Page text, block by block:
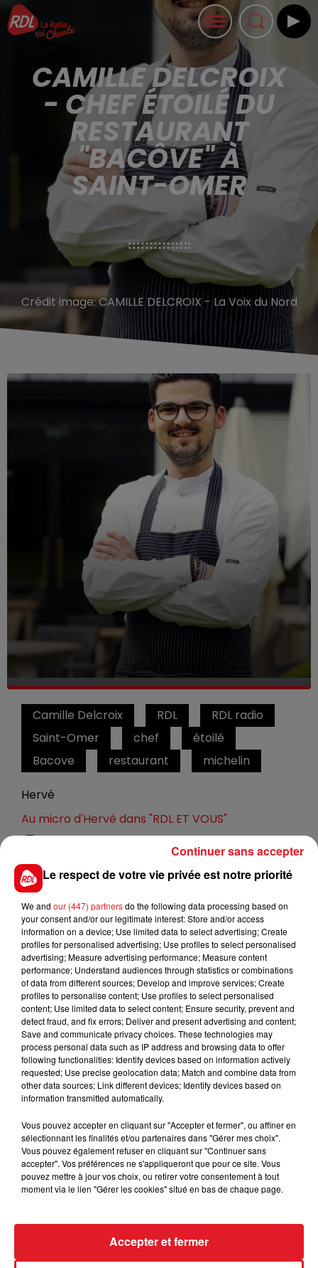
CAMILLE DELCROIX
- CHEF ÉTOILÉ DU
RESTAURANT
"BACÔVE" À
SAINT-OMER
Crédit image:CAMILLE DELCROIX - La Voix du Nord
Camille Delcroix RDL
RDL radio
Saint-Omer
chef
étoilé
Bacove
restaurant michelin
Hervé
Au micro d'Hervé dans "RDL ET VOUS"
4 min 29 sec
22 mars 2024 - 4 min 29 sec
CAMILLE DELCROIX - CHEF ÉTOILÉ DU
RESTAURANT "BACÔVE" À SAINT-OMER
Camille Delcroix, nouveau chef étoilé du restaurant
"Bâcove" à Saint-Omer parle de cette consécration
sur RDL, et de son attachement au Pays de Saint-
Omer.
TITRES DIFFUSÉS
Le respect de votre vie privée est notre priorité
We and our (447) partnersdo the following data processing based on
your consent and/or our legitimate interest: Store and/or access
information on a device; Use limited data to select advertising; Create
profiles for personalised advertising; Use profiles to select personalised
advertising; Measure advertising performance; Measure content
performance; Understand audiences through statistics or combinations
of data from different sources; Develop and improve services; Create
profiles to personalise content; Use profiles to select personalised
content; Use limited data to select content; Ensure security, prevent and
detect fraud, and fix errors; Deliver and present advertising and content;
Save and communicate privacy choices. These technologies may
process personal data such as IP address and browsing data to offer
following functionalities: Identify devices based on information actively
requested; Use precise geolocation data; Match and combine data from
other data sources; Link different devices; Identify devices based on
information transmitted automatically.
Vous pouvez accepter en cliquant sur "Accepter et fermer", ou affiner en
sélectionnant les finalités et/ou partenaires dans "Gérer mes choix".
Vous pouvez également refuser en cliquant sur "Continuer sans
accepter". Vos préférences ne s'appliqueront que pour ce site. Vous
pouvez mettre à jour vos choix, ou retirer votre consentement à tout
moment via le lien "Gérer les cookies" situé en bas de chaque page.
Accepter et fermer
Continuer sans accepter